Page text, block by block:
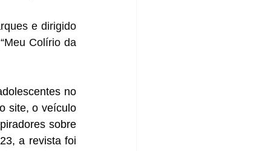
e dirigido
Colírio da
no
site, o veículo
sobre
a revista foi